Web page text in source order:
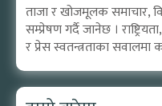
ताजा र खोजमूलक समाचार,
सम्प्रेषण गर्दै जानेछ ।
र प्रेस स्वतन्त्रताका